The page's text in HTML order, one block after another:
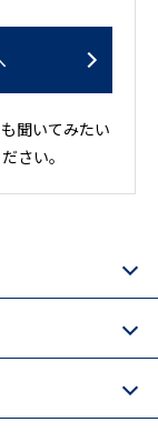
聞いてみたい
さい。